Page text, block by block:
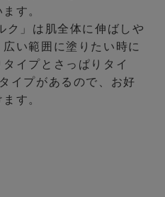
す。
ク」は肌全体に伸ばしや
い範囲に塗りたい時に
イプとさっぱりタイ
イプがあるので、お好
す。